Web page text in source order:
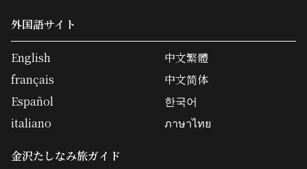
外国語サイト
English
français
Español
italiano
中文繁體
中文简体
한국어
ภาษาไทย
金沢たしなみ旅ガイド